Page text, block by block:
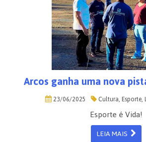
Arcos ganha uma nova
23/06/2025 Cultura, Esporte,
Esporte é Vida!
LEIA MAIS